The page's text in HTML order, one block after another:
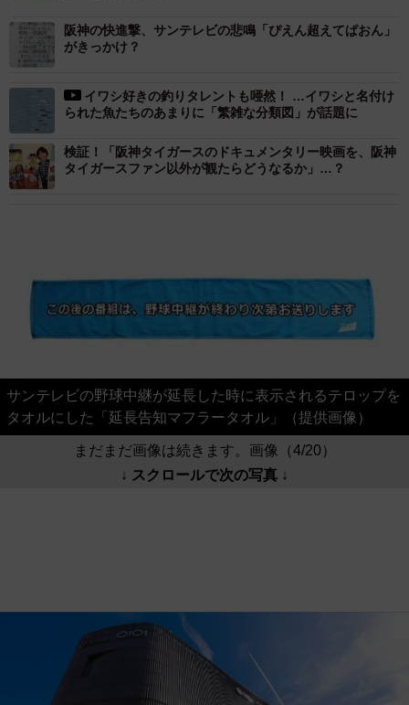
阪神の快進撃、サンテレビの悲鳴「ぴえん超えてぱおん」
がきっかけ？
イワシ好きの釣りタレントも唖然！ …イワシと名付け
られた魚たちのあまりに「繁雑な分類図」が話題に
検証！「阪神タイガースのドキュメンタリー映画を、阪神
タイガースファン以外が観たらどうなるか」…？
サンテレビの野球中継が延長した時に表示されるテロップを
タオルにした「延長告知マフラータオル」（提供画像）
まだまだ画像は続きます。画像（4/20）
↓ スクロールで次の写真 ↓